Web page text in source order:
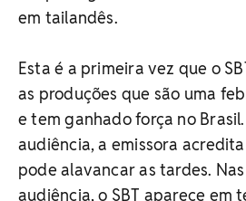
em tailandês.
Esta é a primeira vez que o
as produções que são uma
e tem ganhado força no
audiência, a emissora
pode alavancar as tardes.
audiência, o SBT aparece em